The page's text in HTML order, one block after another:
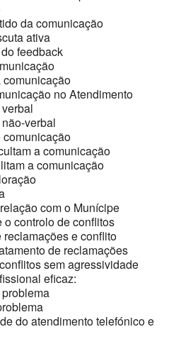
da comunicação
ativa
feedback
comunicação
no Atendimento
verbal
comunicação
a comunicação
a comunicação
com o Munícipe
o controlo de conflitos
reclamações e conflito
de reclamações
sem agressividade
eficaz:
do atendimento telefónico e